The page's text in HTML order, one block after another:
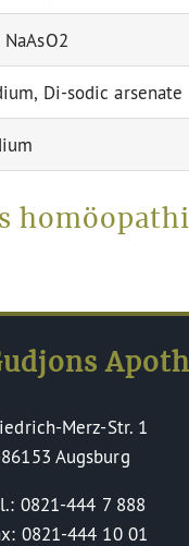
Di-sodic arsenate
Merz-Str. 1
Augsburg
0821-444 7 888
0821-444 10 01